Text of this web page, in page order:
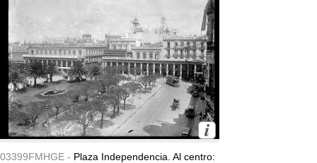
03399FMHGE - Plaza Independencia. Al centro: